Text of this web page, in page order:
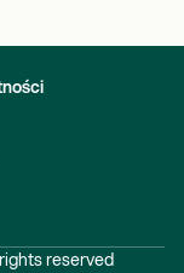
reserved